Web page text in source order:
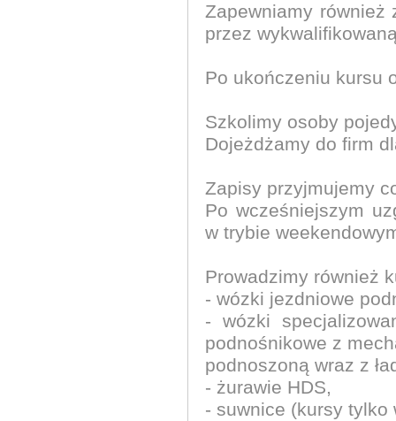
Zapewniamy również
przez
Po ukończeniu kursu
Szkolimy osoby
Dojeżdżamy do firm
Zapisy przyjmujemy
Po wcześniejszym
w trybie
Prowadzimy również
- wózki jezdniowe
- wózki
podnośnikowe z
podnoszoną wraz z
- żurawie HDS,
- suwnice (kursy tylko